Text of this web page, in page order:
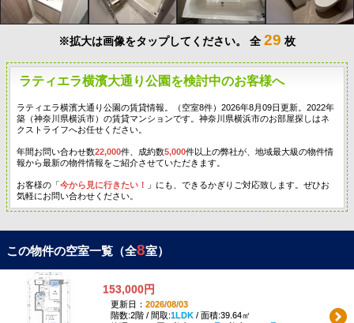
※拡大は画像をタップしてください。 全 29 枚
ラティエラ横濱大通り公園を検討中のお客様へ
ラティエラ横濱大通り公園の賃貸情報。（空室8件）2026年8月09日更新。2022年
築（神奈川県横浜市）の賃貸マンションです。神奈川県横浜市のお部屋探しはネ
クストライフへお任せください。
年間お問い合わせ数22,000件、成約数5,000件以上の弊社が、地域最大級の物件情
報から最新の物件情報をご紹介させていただきます。
お客様の「今から見に行きたい！
」にも、できるかぎりご対応致します。ぜひお
気軽にお問い合わせください。
この物件の空室一覧（全8室）
153,000円
更新日： 2026/08/03
階数:2階 / 間取:1LDK/ 面積:39.64㎡